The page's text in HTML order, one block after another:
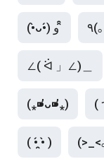
(•̀ᴗ•́) و ̑̑
∠( ᐛ 」∠)＿
(⁎⁍̴̛ᴗ⁍̴̛⁎) (
( •́ ̯•̀ )